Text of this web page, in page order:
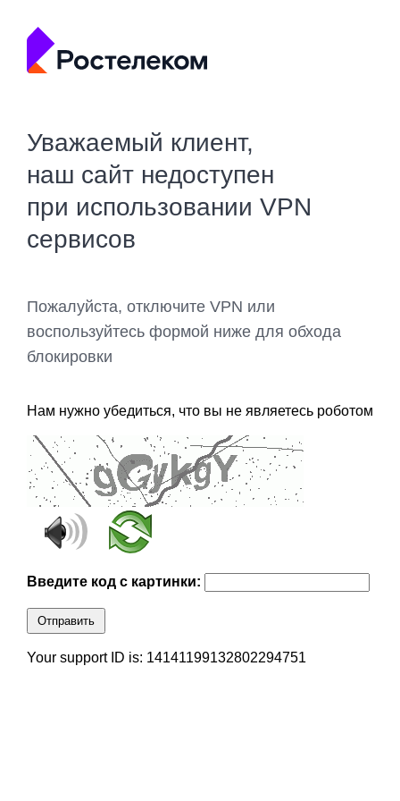
Уважаемый клиент,
наш сайт недоступен
при использовании VPN
сервисов
Пожалуйста, отключите VPN или
воспользуйтесь формой ниже для обхода
блокировки
Нам нужно убедиться, что вы не являетесь роботом
Введите код с картинки:
Отправить
Your support ID is: 14141199132802294751